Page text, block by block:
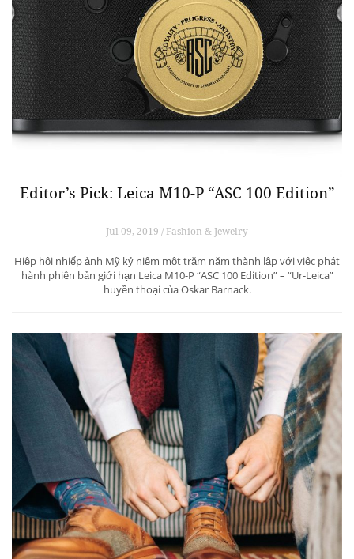
Editor’s Pick: Leica M10-P “ASC 100 Edition”
Jul 09, 2019 / Fashion & Jewelry
Hiệp hội nhiếp ảnh Mỹ kỷ niệm một trăm năm thành lập với việc phát
hành phiên bản giới hạn Leica M10-P “ASC 100 Edition” – “Ur-Leica”
huyền thoại của Oskar Barnack.